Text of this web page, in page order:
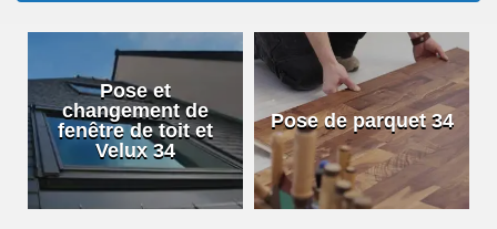
Pose et
changement de
fenêtre de toit et
Velux 34
Pose de parquet 34